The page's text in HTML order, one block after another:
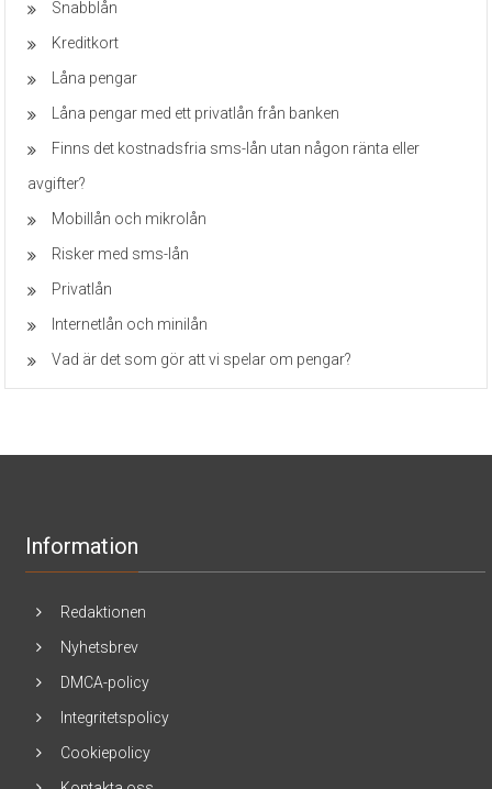
Snabblån
Kreditkort
Låna pengar
Låna pengar med ett privatlån från banken
Finns det kostnadsfria sms-lån utan någon ränta eller
avgifter?
Mobillån och mikrolån
Risker med sms-lån
Privatlån
Internetlån och minilån
Vad är det som gör att vi spelar om pengar?
Information
Redaktionen
Nyhetsbrev
DMCA-policy
Integritetspolicy
Cookiepolicy